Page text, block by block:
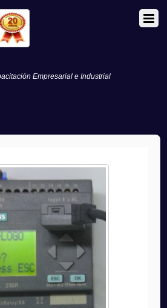
Empresarial e Industrial